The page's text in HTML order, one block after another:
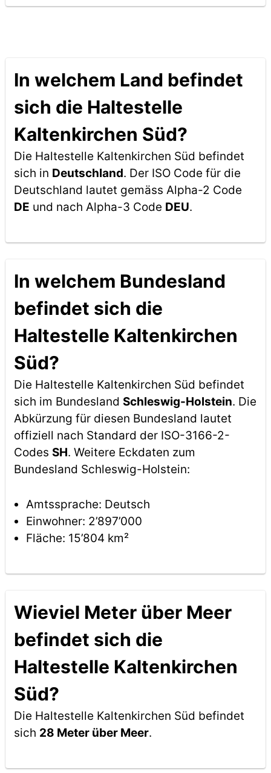
In welchem Land befindet
sich die Haltestelle
Kaltenkirchen Süd?
Die Haltestelle Kaltenkirchen Süd befindet
sich in Deutschland. Der ISO Code für die
Deutschland lautet gemäss Alpha-2 Code
DE und nach Alpha-3 Code DEU.
In welchem Bundesland
befindet sich die
Haltestelle Kaltenkirchen
Süd?
Die Haltestelle Kaltenkirchen Süd befindet
sich im Bundesland Schleswig-Holstein. Die
Abkürzung für diesen Bundesland lautet
offiziell nach Standard der ISO-3166-2-
Codes SH. Weitere Eckdaten zum
Bundesland Schleswig-Holstein:
Amtssprache: Deutsch
Einwohner: 2’897’000
Fläche: 15’804 km²
Wieviel Meter über Meer
befindet sich die
Haltestelle Kaltenkirchen
Süd?
Die Haltestelle Kaltenkirchen Süd befindet
sich 28 Meter über Meer.